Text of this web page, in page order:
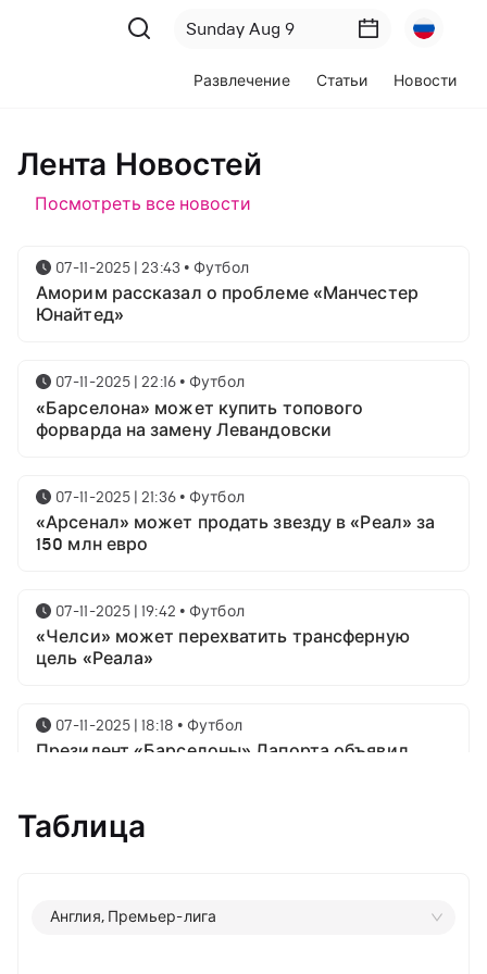
Развлечение Статьи Новости
Лента Новостей
Посмотреть все новости
07-11-2025 | 23:43 • Футбол
Аморим рассказал о проблеме «Манчестер
Юнайтед»
07-11-2025 | 22:16 • Футбол
«Барселона» может купить топового
форварда на замену Левандовски
07-11-2025 | 21:36 • Футбол
«Арсенал» может продать звезду в «Реал» за
150 млн евро
07-11-2025 | 19:42 • Футбол
«Челси» может перехватить трансферную
цель «Реала»
07-11-2025 | 18:18 • Футбол
Президент «Барселоны» Лапорта объявил
07-11-2025 | 16:23
ФИФА
Таблица
Англия, Премьер-лига